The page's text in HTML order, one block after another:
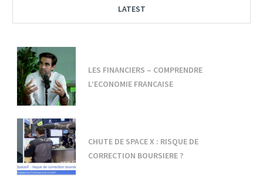
LATEST
LES FINANCIERS – COMPRENDRE
L’ECONOMIE FRANCAISE
CHUTE DE SPACE X : RISQUE DE
CORRECTION BOURSIERE ?